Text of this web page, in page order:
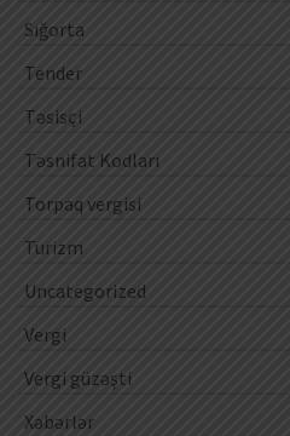
Sığorta
Tender
Təsisçi
Təsnifat Kodları
Torpaq vergisi
Turizm
Uncategorized
Vergi
Vergi güzəşti
Xəbərlər